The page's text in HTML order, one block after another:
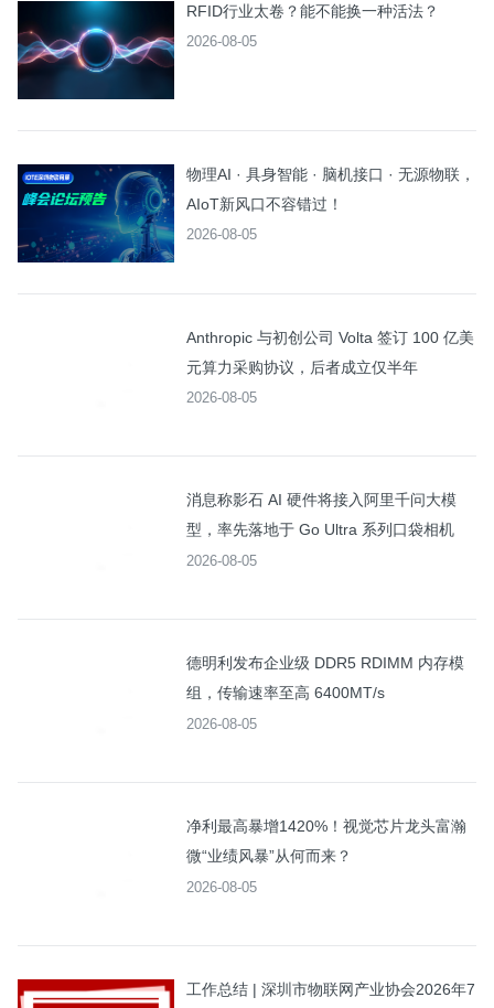
RFID行业太卷？能不能换一种活法？
2026-08-05
物理AI · 具身智能 · 脑机接口 · 无源物联，
AIoT新风口不容错过！
2026-08-05
Anthropic 与初创公司 Volta 签订 100 亿美
元算力采购协议，后者成立仅半年
2026-08-05
消息称影石 AI 硬件将接入阿里千问大模
型，率先落地于 Go Ultra 系列口袋相机
2026-08-05
德明利发布企业级 DDR5 RDIMM 内存模
组，传输速率至高 6400MT/s
2026-08-05
净利最高暴增1420%！视觉芯片龙头富瀚
微“业绩风暴”从何而来？
2026-08-05
工作总结 | 深圳市物联网产业协会2026年7